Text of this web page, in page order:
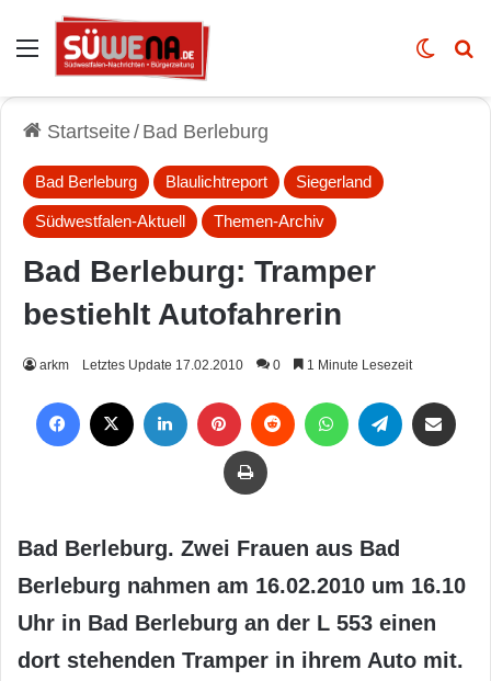
Auswahl Skin
Startseite/ Bad Berleburg
Bad Berleburg Blaulichtreport Siegerland
Südwestfalen-Aktuell Themen-Archiv
Bad Berleburg: Tramper
bestiehlt Autofahrerin
arkm Letztes Update 17.02.2010 0 1 Minute Lesezeit
Drucken
Bad Berleburg. Zwei Frauen aus Bad
Berleburg nahmen am 16.02.2010 um 16.10
Uhr in Bad Berleburg an der L 553 einen
dort stehenden Tramper in ihrem Auto mit.